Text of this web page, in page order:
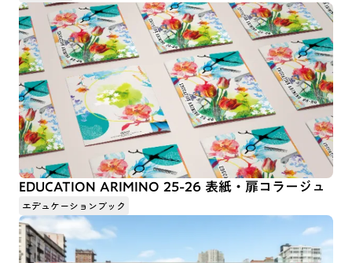
EDUCATION ARIMINO 25-26 表紙・扉コラージュ
エデュケーションブック